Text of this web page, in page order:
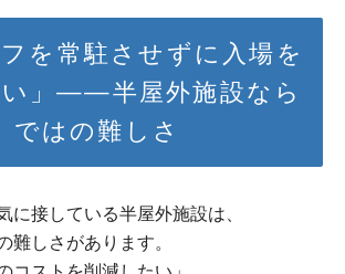
フを常駐させずに入場を
」——半屋外施設なら
ではの難しさ
に接している半屋外施設は、
難しさがあります。